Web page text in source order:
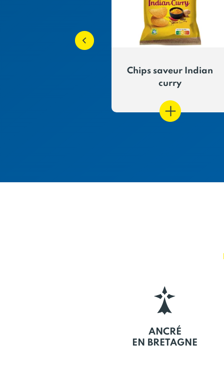
Chips saveur Indian
curry
ANCRÉ
EN BRETAGNE